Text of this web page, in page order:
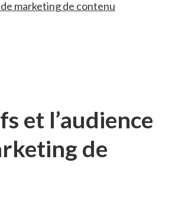
marketing‍ de contenu
et l’audience
de